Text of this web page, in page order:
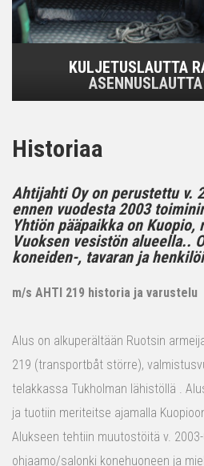
KULJETUSLAUTTA
Historiaa
Ahtijahti Oy on perustettu v.
ennen vuodesta 2003
Yhtiön pääpaikka on
Vuoksen vesistön alueella..
koneiden-, tavaran ja
m/s AHTI 219 historia ja varustelu
Alus on alkuperältään Ruotsin
219 (transportbåt större),
telakkassa Tukholman lähistöllä .
ja tuotiin meriteitse ajamalla
Alukseen tehtiin muutostöitä v.
ohjaamo/salonki konehuoneen ja